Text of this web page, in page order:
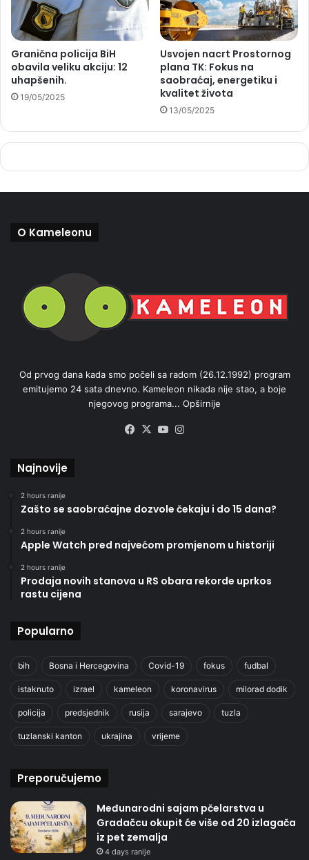
Granična policija BiH
obavila veliku akciju: 12
uhapšenih.
19/05/2025
Usvojen nacrt Prostornog
plana TK: Fokus na
saobraćaj, energetiku i
kvalitet života
13/05/2025
O Kameleonu
Od prvog dana kada smo počeli sa radom (26.12.1992) program
emitujemo 24 sata dnevno. Kameleon nikada nije stao, a boje
njegovog programa... Opširnije
Facebook
X YouTube
Najnovije
2 hours ranije
Zašto se saobraćajne dozvole čekaju i do 15 dana?
2 hours ranije
Apple Watch pred najvećom promjenom u historiji
2 hours ranije
Prodaja novih stanova u RS obara rekorde uprkos
rastu cijena
Popularno
bih Bosna i Hercegovina Covid-19 fokus fudbal
istaknuto izrael kameleon koronavirus milorad dodik
policija predsjednik rusija sarajevo tuzla
tuzlanski kanton ukrajina vrijeme
Preporučujemo
Međunarodni sajam pčelarstva u
Gradačcu okupit će više od 20 izlagača
iz pet zemalja
4 days ranije